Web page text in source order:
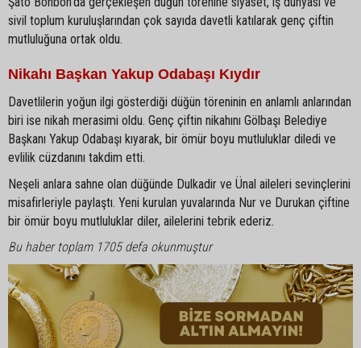
sivil toplum kuruluşlarından çok sayıda davetli katılarak genç çiftin
mutluluğuna ortak oldu.
Nikahı Başkan Yakup Odabaşı Kıydır
Davetlilerin yoğun ilgi gösterdiği düğün töreninin en anlamlı anlarından
biri ise nikah merasimi oldu. Genç çiftin nikahını Gölbaşı Belediye
Başkanı Yakup Odabaşı kıyarak, bir ömür boyu mutluluklar diledi ve
evlilik cüzdanını takdim etti.
Neşeli anlara sahne olan düğünde Dulkadir ve Ünal aileleri sevinçlerini
misafirleriyle paylaştı. Yeni kurulan yuvalarında Nur ve Durukan çiftine
bir ömür boyu mutluluklar diler, ailelerini tebrik ederiz.
Bu haber toplam 1705 defa okunmuştur